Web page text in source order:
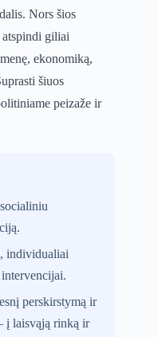
Nors šios
atspindi giliai
ekonomiką,
šiuos
peizaže ir
individualiai
perskirstymą ir
į laisvąją rinką ir